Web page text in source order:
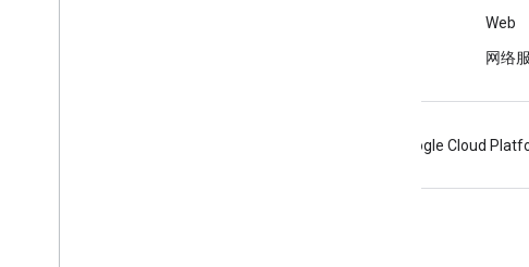
Web
网络
Google Cloud